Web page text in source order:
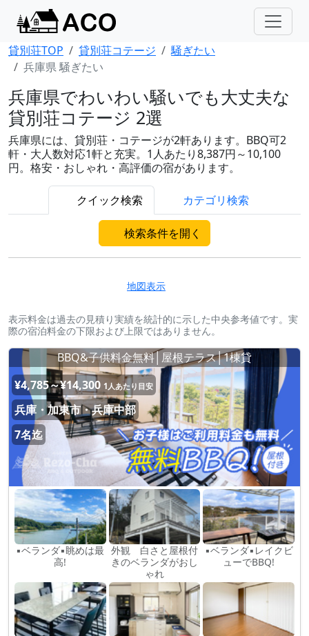
貸別荘TOP 貸別荘コテージ
騒ぎたい
兵庫県 騒ぎたい
兵庫県でわいわい騒いでも大丈夫な
貸別荘コテージ 2選
兵庫県には、貸別荘・コテージが2軒あります。BBQ可2
軒・大人数対応1軒と充実。1人あたり8,387円～10,100
円。格安・おしゃれ・高評価の宿があります。
クイック検索 カテゴリ検索
検索条件を開く
地図表示
表示料金は過去の見積り実績を統計的に示した中央参考値です。実
際の宿泊料金の下限および上限ではありません。
BBQ&子供料金無料│屋根テラス│1棟貸
¥4,785～¥14,300 1人あたり目安
兵庫・加東市・兵庫中部
7名迄
▪ベランダ▪眺めは最
高!
外観 白さと屋根付
きのベランダがおし
ゃれ
▪ベランダ▪レイクビ
ューでBBQ!